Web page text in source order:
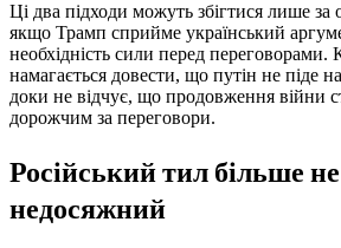
Ці два підходи можуть збігтися лише за
якщо Трамп сприйме український
необхідність сили перед переговорами.
намагається довести, що путін не піде
доки не відчує, що продовження війни
дорожчим за переговори.
Російський тил більше не
недосяжний